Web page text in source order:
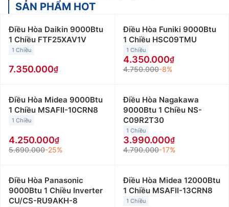
SẢN PHẨM HOT
Điều Hòa Daikin 9000Btu
1 Chiều FTF25XAV1V
1 Chiều
7.350.000
Điều Hòa Funiki 9000Btu
1 Chiều HSC09TMU
1 Chiều
4.350.000
4.750.000-8%
Điều Hòa Midea 9000Btu
1 Chiều MSAFII-10CRN8
1 Chiều
4.250.000
5.690.000-25%
Điều Hòa Nagakawa
9000Btu 1 Chiều NS-
C09R2T30
1 Chiều
3.990.000
4.790.000-17%
Điều Hòa Panasonic
9000Btu 1 Chiều Inverter
CU/CS-RU9AKH-8
Điều Hòa Midea 12000Btu
1 Chiều MSAFII-13CRN8
1 Chiều